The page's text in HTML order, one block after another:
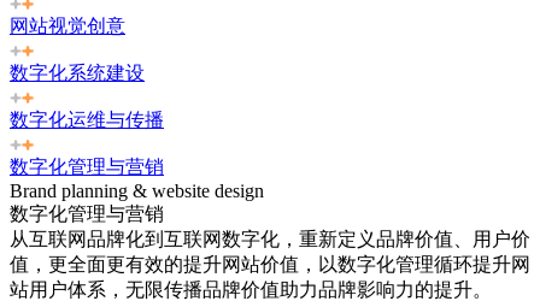
网站视觉创意
数字化系统建设
数字化运维与传播
数字化管理与营销
Brand planning & website design
数字化管理与营销
从互联网品牌化到互联网数字化，重新定义品牌价值、用户价
值，更全面更有效的提升网站价值，以数字化管理循环提升网
站用户体系，无限传播品牌价值助力品牌影响力的提升。